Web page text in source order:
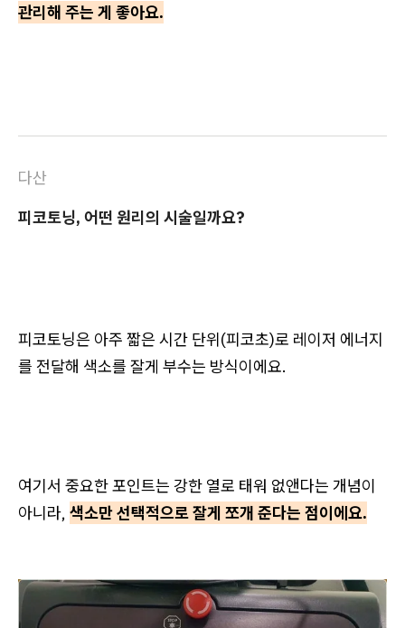
관리해 주는 게 좋아요.
다산
피코토닝, 어떤 원리의 시술일까요?
피코토닝은 아주 짧은 시간 단위(피코초)로 레이저 에너지
를 전달해 색소를 잘게 부수는 방식이에요.
여기서 중요한 포인트는 강한 열로 태워 없앤다는 개념이
아니라, 색소만 선택적으로 잘게 쪼개 준다는 점이에요.